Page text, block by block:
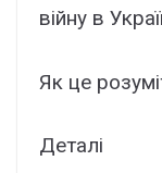
вiйну в
Як це
Деталі